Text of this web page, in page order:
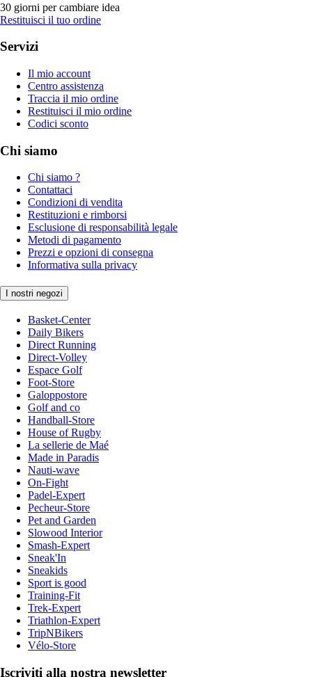
30 giorni per cambiare idea
Restituisci il tuo ordine
Servizi
Il mio account
Centro assistenza
Traccia il mio ordine
Restituisci il mio ordine
Codici sconto
Chi siamo
Chi siamo ?
Contattaci
Condizioni di vendita
Restituzioni e rimborsi
Esclusione di responsabilità legale
Metodi di pagamento
Prezzi e opzioni di consegna
Informativa sulla privacy
I nostri negozi
Basket-Center
Daily Bikers
Direct Running
Direct-Volley
Espace Golf
Foot-Store
Galoppostore
Golf and co
Handball-Store
House of Rugby
La sellerie de Maé
Made in Paradis
Nauti-wave
On-Fight
Padel-Expert
Pecheur-Store
Pet and Garden
Slowood Interior
Smash-Expert
Sneak'In
Sneakids
Sport is good
Training-Fit
Trek-Expert
Triathlon-Expert
TripNBikers
Vélo-Store
Iscriviti alla nostra newsletter